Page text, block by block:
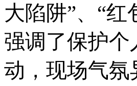
大陷阱”、“
强调了保护
动，现场气氛